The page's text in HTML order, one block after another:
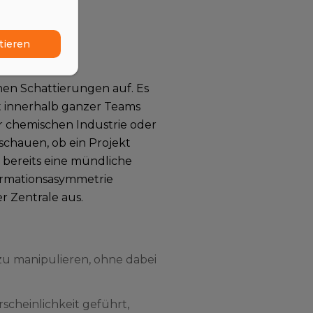
Schattierungen auf. Es
ganzer Teams
chemischen Industrie oder
ob ein Projekt
eine mündliche
Zentrale aus.
manipulieren, ohne dabei
geführt,